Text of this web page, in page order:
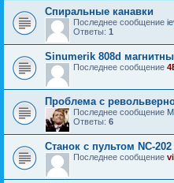
Спиральные канавки
Последнее сообщение
Ответы: 1
Sinumerik 808d
Последнее сообщение
Проблема с
Последнее сообщение
Ответы: 6
Станок с пультом NC-202
Последнее сообщение